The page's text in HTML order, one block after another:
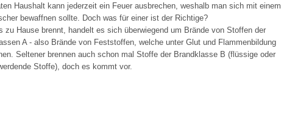
Haushalt kann jederzeit ein Feuer ausbrechen, weshalb man sich mit einem
bewaffnen sollte. Doch was für einer ist der Richtige?
zu Hause brennt, handelt es sich überwiegend um Brände von Stoffen der
A - also Brände von Feststoffen, welche unter Glut und Flammenbildung
Seltener brennen auch schon mal Stoffe der Brandklasse B (flüssige oder
Stoffe), doch es kommt vor.